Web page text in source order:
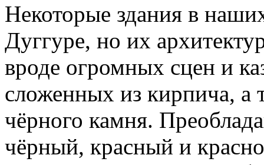
Некоторые здания в
Дуггуре, но их
вроде огромных сцен и
сложенных из кирпича, а
чёрного камня.
чёрный, красный и